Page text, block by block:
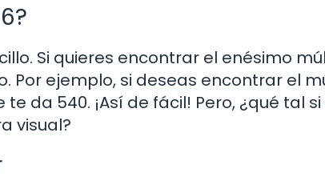
Si quieres encontrar el enésimo
Por ejemplo, si deseas encontrar el
da 540. ¡Así de fácil! Pero, ¿qué tal
visual?